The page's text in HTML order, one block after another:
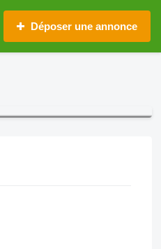
Déposer une annonce